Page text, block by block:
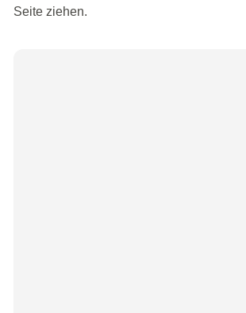
Seite ziehen.